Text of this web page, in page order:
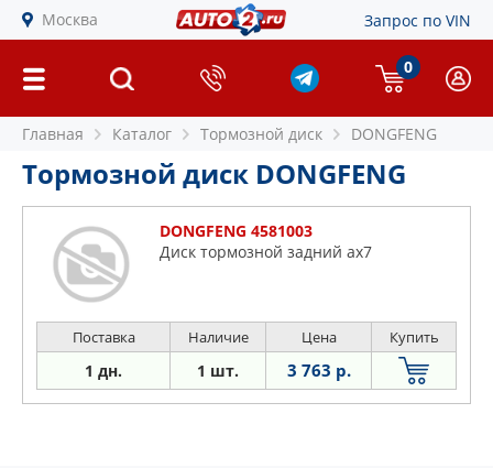
Москва Запрос по VIN
0
Главная Каталог Тормозной диск DONGFENG
Тормозной диск DONGFENG
DONGFENG 4581003
Диск тормозной задний ах7
Поставка Наличие Цена Купить
1 дн. 1 шт. 3 763 р.